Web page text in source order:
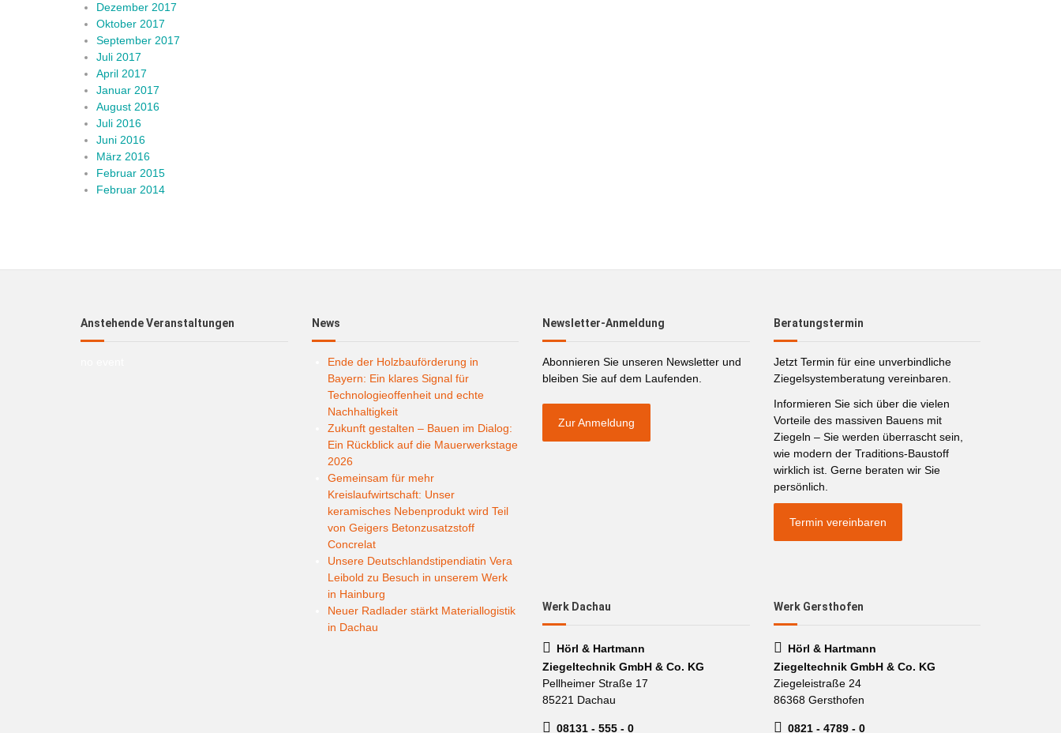
Dezember 2017
Oktober 2017
September 2017
Juli 2017
April 2017
Januar 2017
August 2016
Juli 2016
Juni 2016
März 2016
Februar 2015
Februar 2014
Anstehende Veranstaltungen News
Ende der Holzbauförderung in
Bayern: Ein klares Signal für
Technologieoffenheit und echte
Nachhaltigkeit
Zukunft gestalten – Bauen im Dialog:
Ein Rückblick auf die Mauerwerkstage
2026
Gemeinsam für mehr
Kreislaufwirtschaft: Unser
keramisches Nebenprodukt wird Teil
von Geigers Betonzusatzstoff
Concrelat
Unsere Deutschlandstipendiatin Vera
Leibold zu Besuch in unserem Werk
in Hainburg
Neuer Radlader stärkt Materiallogistik
in Dachau
Newsletter-Anmeldung
Abonnieren Sie unseren Newsletter und
bleiben Sie auf dem Laufenden.
Zur Anmeldung
Beratungstermin
Jetzt Termin für eine unverbindliche
Ziegelsystemberatung vereinbaren.
Informieren Sie sich über die vielen
Vorteile des massiven Bauens mit
Ziegeln – Sie werden überrascht sein,
wie modern der Traditions-Baustoff
wirklich ist. Gerne beraten wir Sie
persönlich.
Termin vereinbaren
Werk Dachau
Hörl & Hartmann
Ziegeltechnik GmbH & Co. KG
Pellheimer Straße 17
85221 Dachau
08131 - 555 - 0
Werk Gersthofen
Hörl & Hartmann
Ziegeltechnik GmbH & Co. KG
Ziegeleistraße 24
86368 Gersthofen
0821 - 4789 - 0